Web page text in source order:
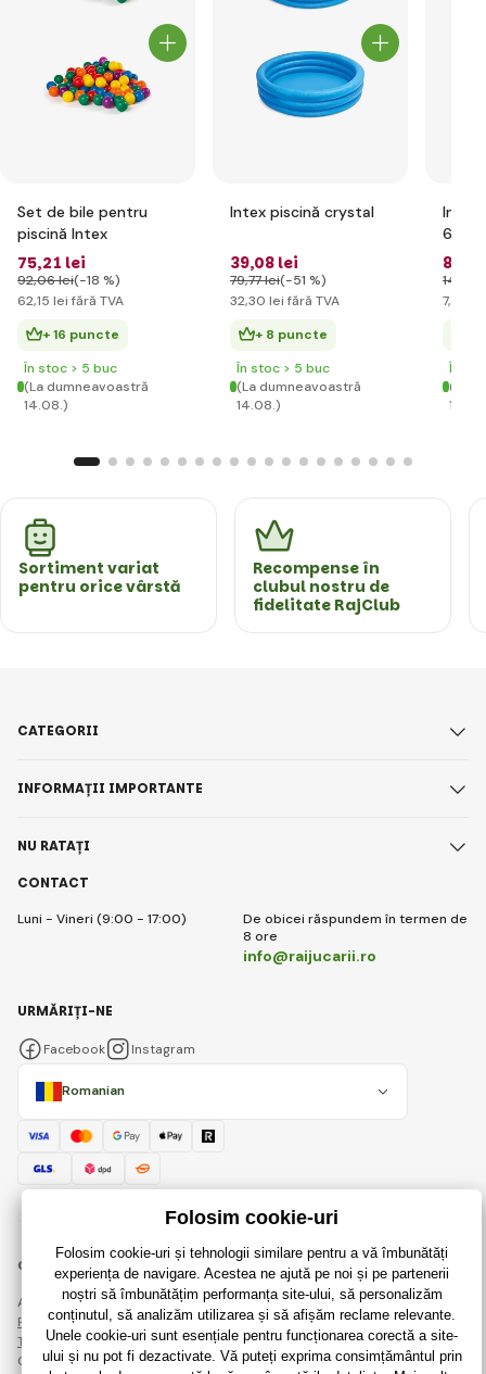
Set de bile pentru
piscină Intex
75,21 lei
92,06 lei(-18 %)
62,15 lei fără TVA
+ 16 puncte
În stoc > 5 buc
(La dumneavoastră
14.08.)
Intex piscină crystal
39,08 lei
79,77 lei(-51 %)
32,30 lei fără TVA
+ 8 puncte
În stoc > 5 buc
(La dumneavoastră
14.08.)
Intex
61cm
8
14
7,42 lei
În
(La
Sortiment variat
pentru orice vârstă
Recompense în
clubul nostru de
fidelitate RajClub
CONTACT
Luni - Vineri (9:00 - 17:00)
De obicei răspundem în termen de
8 ore
info@raijucarii.ro
CATEGORII
INFORMAȚII IMPORTANTE
NU RATAȚI
Romanian
URMĂRIȚI-NE
Facebook Instagram
© 2018 - 2026 RaiJucării.ro, Toate drepturile rezervate
Această pagină este protejată prin reCAPTCHA și se aplică
Regulile de protecție a datelor personalecompaniile Google și ale lor
Termeni și condiții.
Crearea de magazine online eficiente de laRIESENIA